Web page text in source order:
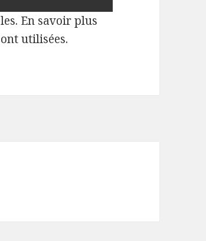
En savoir plus
utilisées.